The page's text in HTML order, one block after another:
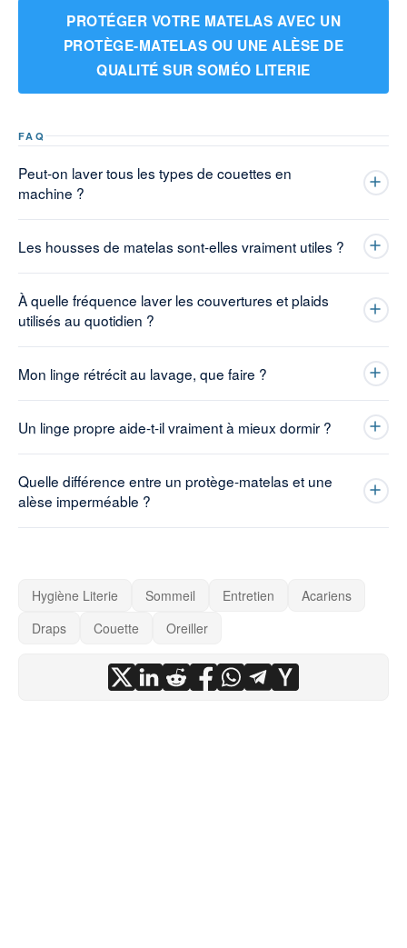
PROTÉGER VOTRE MATELAS AVEC UN
PROTÈGE-MATELAS OU UNE ALÈSE DE
QUALITÉ SUR SOMÉO LITERIE
FAQ
Peut-on laver tous les types de couettes en
machine ?
Les housses de matelas sont-elles vraiment utiles ?
À quelle fréquence laver les couvertures et plaids
utilisés au quotidien ?
Mon linge rétrécit au lavage, que faire ?
Un linge propre aide-t-il vraiment à mieux dormir ?
Quelle différence entre un protège-matelas et une
alèse imperméable ?
Hygiène Literie Sommeil Entretien
Acariens
Draps
Couette Oreiller